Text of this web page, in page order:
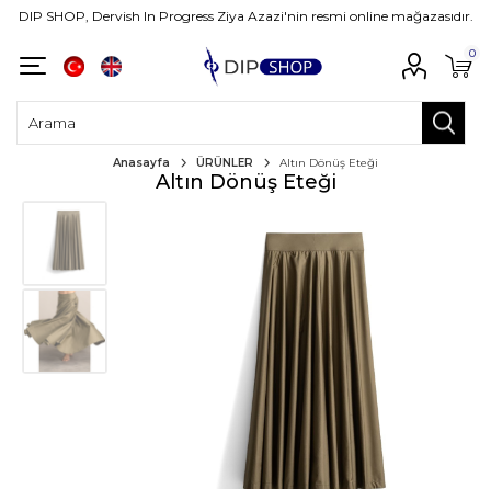
DIP SHOP, Dervish In Progress Ziya Azazi'nin resmi online mağazasıdır.
0
Anasayfa ÜRÜNLER Altın Dönüş Eteği
Altın Dönüş Eteği